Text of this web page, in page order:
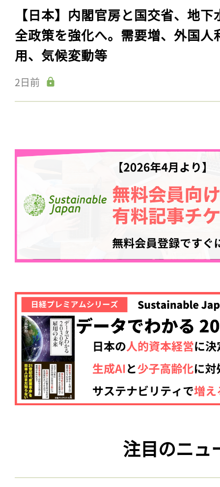
【日本】内閣官房と国交省、地下
全政策を強化へ。需要増、外国人
用、気候変動等
2日前
注目のニュ